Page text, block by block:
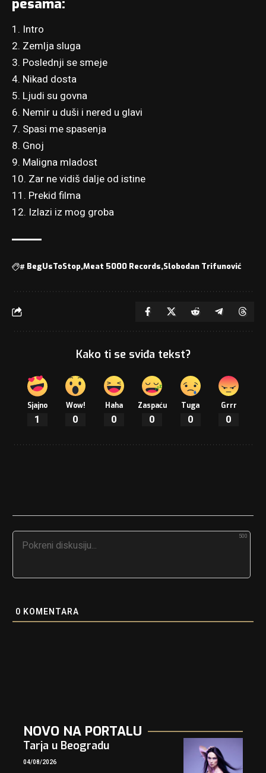
pesama:
1. Intro
2. Zemlja sluga
3. Poslednji se smeje
4. Nikad dosta
5. Ljudi su govna
6. Nemir u duši i nered u glavi
7. Spasi me spasenja
8. Gnoj
9. Maligna mladost
10. Zar ne vidiš dalje od istine
11. Prekid filma
12. Izlazi iz mog groba
# BegUsToStop Meat 5000 Records Slobodan Trifunović
Kako ti se sviđa tekst?
Sjajno
1
Wow!
0
Haha
0
Zaspaću
0
Tuga
0
Grrr
0
500
0 KOMENTARA
NOVO NA PORTALU
Tarja u Beogradu
04/08/2026